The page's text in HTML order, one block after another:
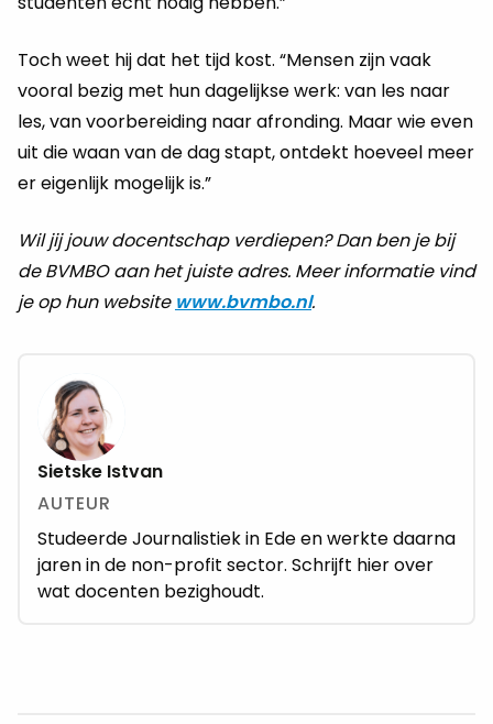
Toch weet hij dat het tijd kost. “Mensen zijn vaak
vooral bezig met hun dagelijkse werk: van les naar
les, van voorbereiding naar afronding. Maar wie even
uit die waan van de dag stapt, ontdekt hoeveel meer
er eigenlijk mogelijk is.”
Wil jij jouw docentschap verdiepen? Dan ben je bij
de BVMBO aan het juiste adres. Meer informatie vind
je op hun website www.bvmbo.nl.
Sietske Istvan
AUTEUR
Studeerde Journalistiek in Ede en werkte daarna
jaren in de non-profit sector. Schrijft hier over
wat docenten bezighoudt.